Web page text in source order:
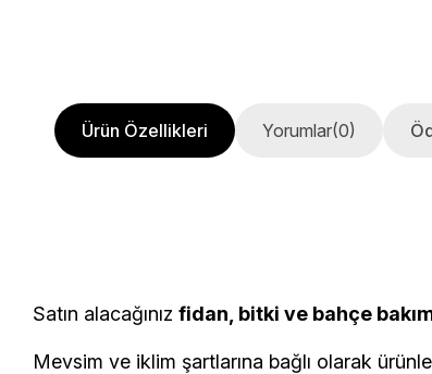
Ürün Özellikleri Yorumlar(0)
Satın alacağınız fidan, bitki ve bahçe
Mevsim ve iklim şartlarına bağlı olarak